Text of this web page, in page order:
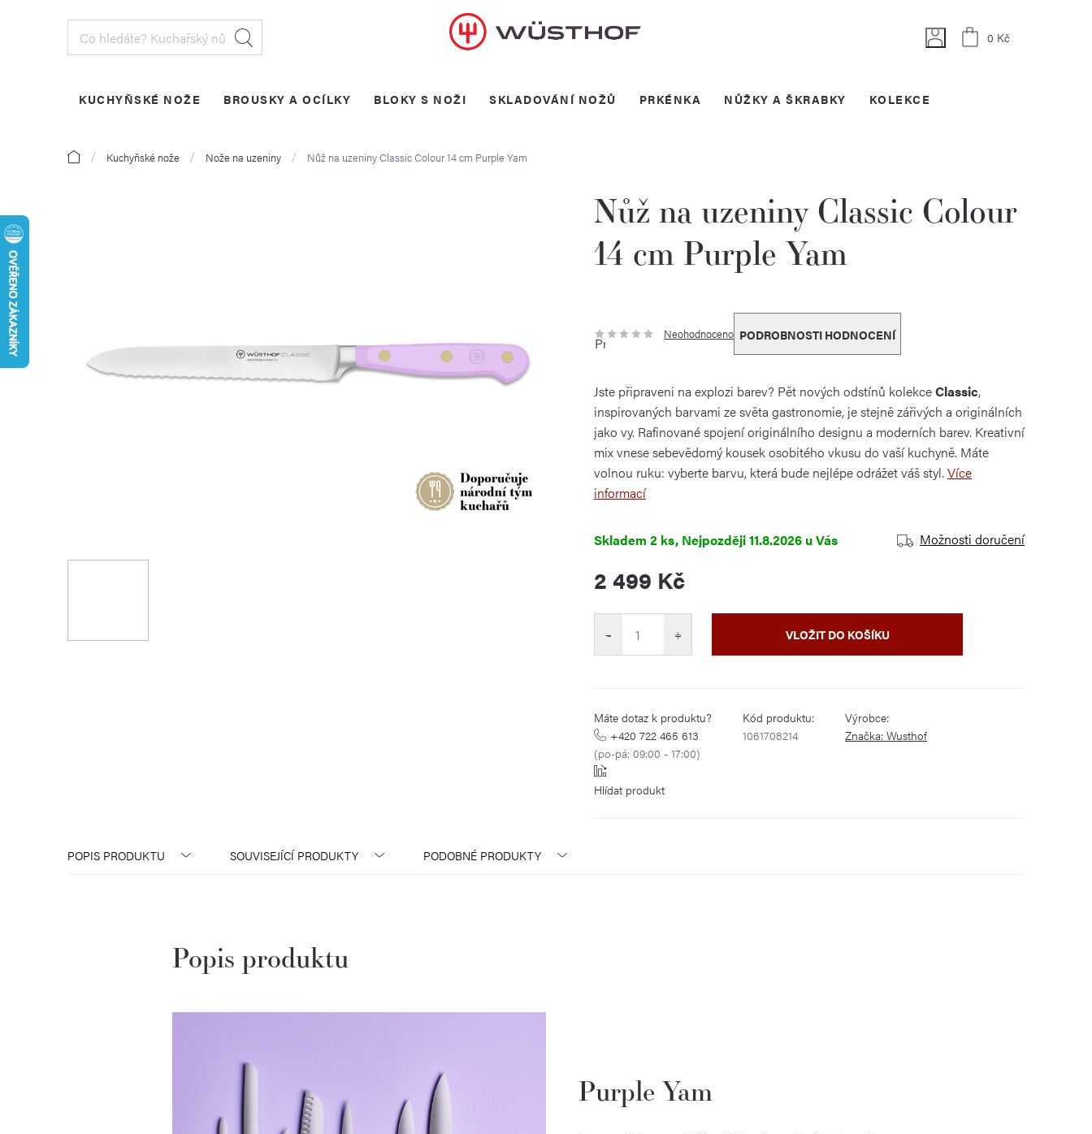
Nákupní
0 Kč
KUCHYŇSKÉ NOŽE BROUSKY A OCÍLKY BLOKY S NOŽI SKLADOVÁNÍ NOŽŮ PRKÉNKA NŮŽKY A ŠKRABKY KOLEKCE
Domů Kuchyňské nože Nože na uzeniny Nůž na uzeniny Classic Colour 14 cm Purple Yam
Nůž na uzeniny Classic Colour
14 cm Purple Yam
Průměrné
hodnocení
z
5
hvězdiček.
Neohodnoceno PODROBNOSTI HODNOCENÍ
Jste připraveni na explozi barev? Pět nových odstínů kolekceClassic,
inspirovaných barvami ze světa gastronomie, je stejně zářivých a originálních
jako vy. Rafinované spojení originálního designu a moderních barev. Kreativní
mix vnese sebevědomý kousek osobitého vkusu do vaší kuchyně. Máte
volnou ruku: vyberte barvu, která bude nejlépe odrážet váš styl. Více
informací
Skladem 2 ks 11.8.2026 Možnosti doručení
2 499 Kč
Měrná
cena:
+
− VLOŽIT DO KOŠÍKU
Máte dotaz k produktu?
+420 722 465 613
(po-pá: 09:00 - 17:00)
Kód produktu:
1061708214
Výrobce:
Značka: Wusthof
Hlídat
POPIS PRODUKTU SOUVISEJÍCÍ PRODUKTY PODOBNÉ PRODUKTY
Popis produktu
Purple Yam